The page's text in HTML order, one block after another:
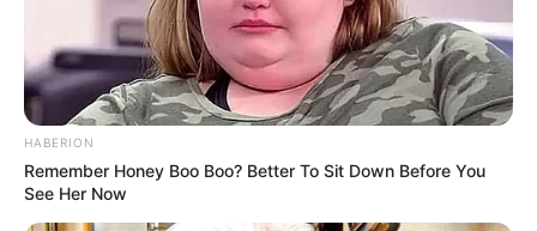
HABERION
Remember Honey Boo Boo? Better To Sit Down Before You
See Her Now